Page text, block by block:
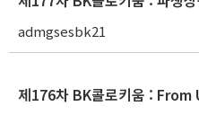
admgsesbk21